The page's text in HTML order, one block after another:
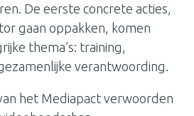
De eerste concrete acties,
gaan oppakken, komen
thema’s: training,
verantwoording.
het Mediapact verwoorden